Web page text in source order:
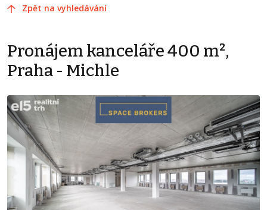
Zpět na vyhledávání
Pronájem kanceláře 400 m²,
Praha - Michle